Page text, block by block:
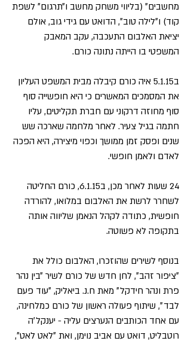
מחשבים״ (בליווי משחק מחשב ו״תרגום״ לשפת
קוד) ו״לילה טוב״, הדואט עם גידי גוב, אולם
יציאת האלבום התעכבה, עקב המאבק
המשפטי בו הייתה נתונה כורם.
ב5.1.15 איה כורם קיבלה מבית המשפט העליון
את המסמכים המאשרים כי היא חופשייה סוף
סוף מחוזה דרקוני עם חברת תקליטים, עליו
חתמה בגיל צעיר. לאחר מלחמה שארכה שש
שנים ופסק זמן ממושך וכפוי מיצירה, היא הפכה
לאדם ולאמן חופשי.
24 שעות לאחר מכן, ב6.1.15, כורם החליטה
לשחרר לרשת את האלבום במלואו, להורדה
חופשית, כתודה לקהל הנאמן שליווה אותה
בתקופה לא פשוטה.
בנוסף לשירים שהוזכרו, האלבום כולל את
״ציפור זהב״, לחן חדש של כורם לשיר ״בין נהר
פרת ונהר חידקל״ מאת ח.נ. ביאליק, ״עוד פעם
לבד״, שיתוף פעולה ראשון של כורם כמלחינה,
עם אחד הכותבים הנערצים עליה - יענקל׳ה
רוטבליט, דואט עם אביב נוימן, ואת ״לאט לאט״,